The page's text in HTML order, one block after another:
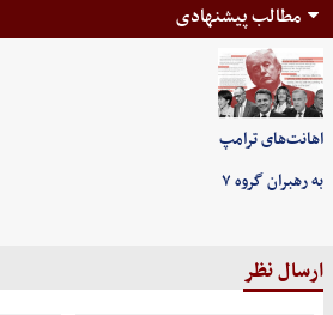
مطالب پیشنهادی
اهانت‌های ترامپ
به رهبران گروه ۷
ارسال نظر